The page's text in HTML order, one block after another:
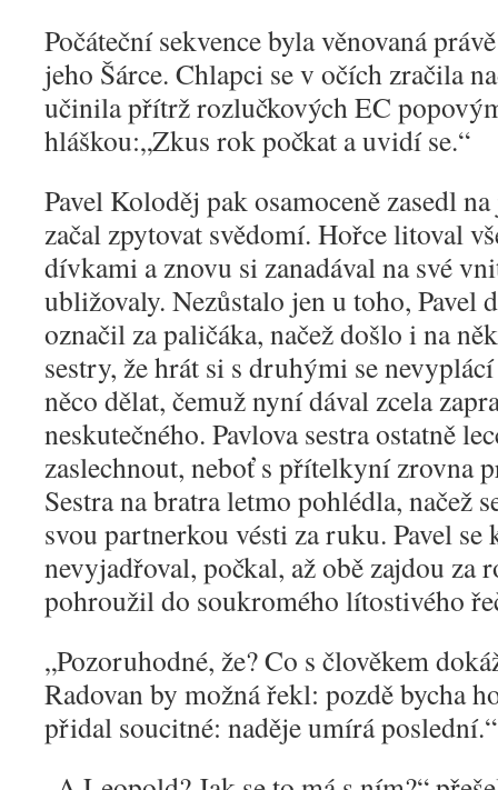
Počáteční sekvence byla věnovaná
jeho Šárce. Chlapci se v očích zračila
učinila přítrž rozlučkových EC
hláškou:„Zkus rok počkat a uvidí se.“
Pavel Koloděj pak osamoceně zasedl
začal zpytovat svědomí. Hořce litoval
dívkami a znovu si zanadával na své
ubližovaly. Nezůstalo jen u toho, Pavel
označil za paličáka, načež došlo i na
sestry, že hrát si s druhými se
něco dělat, čemuž nyní dával zcela
neskutečného. Pavlova sestra ostatně
zaslechnout, neboť s přítelkyní zrovna
Sestra na bratra letmo pohlédla, načež
svou partnerkou vésti za ruku. Pavel
nevyjadřoval, počkal, až obě zajdou za
pohroužil do soukromého lítostivého
„Pozoruhodné, že? Co s člověkem
Radovan by možná řekl: pozdě bycha
přidal soucitné: naděje umírá poslední.“